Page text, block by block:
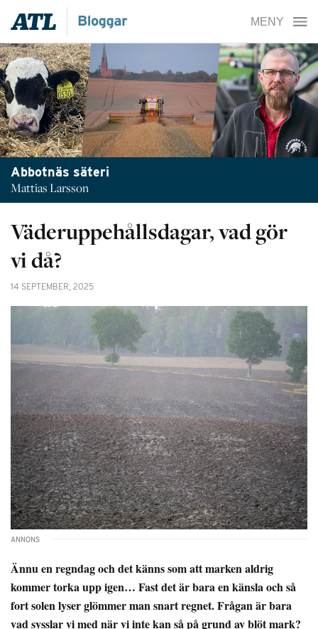
Abbotnäs säteri
Mattias Larsson
Väderuppehållsdagar, vad gör
vi då?
14 SEPTEMBER, 2025
Ännu en regndag och det känns som att marken aldrig
kommer torka upp igen… Fast det är bara en känsla och så
fort solen lyser glömmer man snart regnet. Frågan är bara
vad sysslar vi med när vi inte kan så på grund av blöt mark?